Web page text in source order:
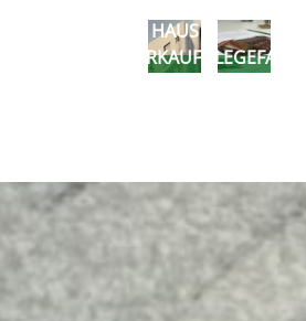
HAUS
VERKAUFENPFLEGEFALL